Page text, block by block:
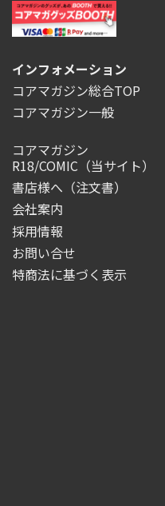
インフォメーション
コアマガジン総合TOP
コアマガジン一般
コアマガジン
R18/COMIC （当サイト）
書店様へ（注文書）
会社案内
採用情報
お問い合せ
特商法に基づく表示